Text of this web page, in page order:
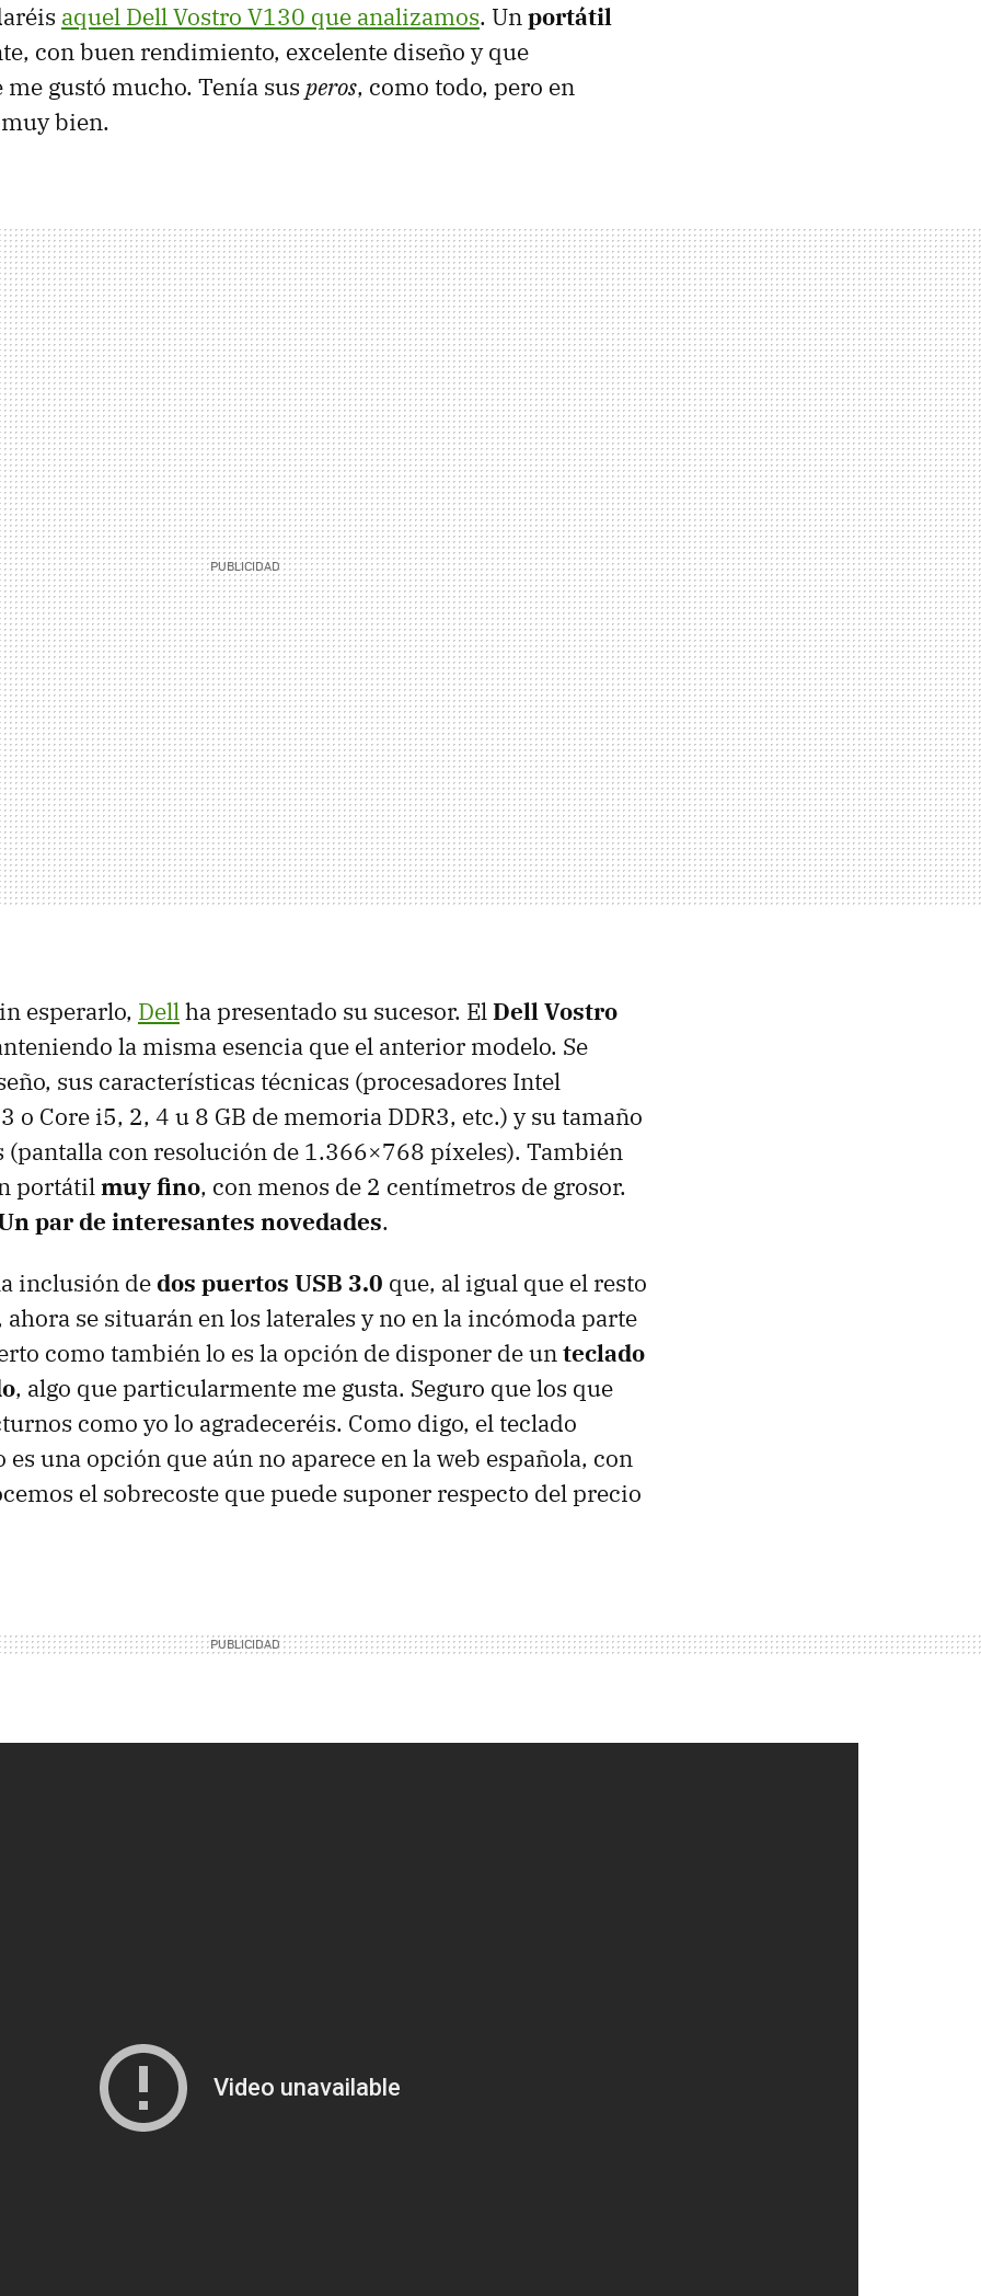
aquel Dell Vostro V130 que analizamos. Unportátil
con buen rendimiento, excelente diseño y que
gustó mucho. Tenía sus peros, como todo, pero en
bien.
esperarlo, Dellha presentado su sucesor. ElDell Vostro
la misma esencia que el anterior modelo. Se
sus características técnicas (procesadores Intel
o Core i5, 2, 4 u 8 GB de memoria DDR3, etc.) y su tamaño
(pantalla con resolución de 1.366×768 píxeles). También
portátilmuy fino, con menos de 2 centímetros de grosor.
par de interesantes novedades.
inclusión dedos puertos USB 3.0 que, al igual que el resto
se situarán en los laterales y no en la incómoda parte
como también lo es la opción de disponer de unteclado
, algo que particularmente me gusta. Seguro que los que
como yo lo agradeceréis. Como digo, el teclado
una opción que aún no aparece en la web española, con
el sobrecoste que puede suponer respecto del precio